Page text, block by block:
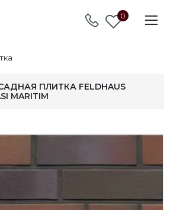
0
ПЛИТКА FELDHAUS
MARITIM